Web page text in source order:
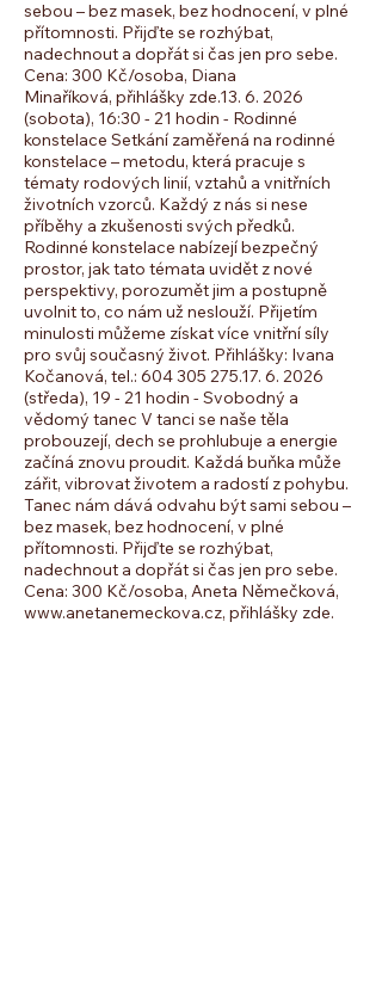
sebou – bez masek, bez hodnocení, v plné
přítomnosti. Přijďte se rozhýbat,
nadechnout a dopřát si čas jen pro sebe.
Cena: 300 Kč/osoba, Diana
Minaříková, přihlášky zde. ​ 13. 6. 2026
(sobota), 16:30 - 21 hodin - Rodinné
konstelace Setkání zaměřená na rodinné
konstelace – metodu, která pracuje s
tématy rodových linií, vztahů a vnitřních
životních vzorců. Každý z nás si nese
příběhy a zkušenosti svých předků.
Rodinné konstelace nabízejí bezpečný
prostor, jak tato témata uvidět z nové
perspektivy, porozumět jim a postupně
uvolnit to, co nám už neslouží. Přijetím
minulosti můžeme získat více vnitřní síly
pro svůj současný život. Přihlášky: Ivana
Kočanová, tel.: 604 305 275. ​ 17. 6. 2026
(středa), 19 - 21 hodin - Svobodný a
vědomý tanec V tanci se naše těla
probouzejí, dech se prohlubuje a energie
začíná znovu proudit. Každá buňka může
zářit, vibrovat životem a radostí z pohybu.
Tanec nám dává odvahu být sami sebou –
bez masek, bez hodnocení, v plné
přítomnosti. Přijďte se rozhýbat,
nadechnout a dopřát si čas jen pro sebe.
Cena: 300 Kč/osoba, Aneta Němečková,
www.anetanemeckova.cz, přihlášky zde. ​